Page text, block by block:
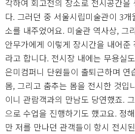
각하여 회고전의 장소로 전시공간을
다. 그러던 중 서울시립미술관이 3
소를 내주었어요. 미술관 역사상, 그
안무가에게 이렇게 장시간을 내어준
라고 합니다. 전시장 내에는 무용실
은미컴퍼니 단원들이 출퇴근하며 연
몸, 그리고 춤추는 몸을 전시한 것입
이니 관람객과의 만남도 당연했죠.
으로 수업을 진행하기도 했고요. 정
만 저를 만나던 관객들이 항시 전시